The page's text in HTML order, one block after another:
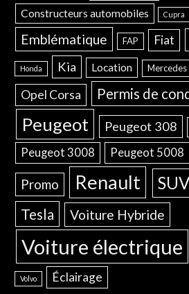
Constructeurs automobiles Cupra
Emblématique FAP Fiat
Honda Kia Location Mercedes
Opel Corsa Permis de
Peugeot Peugeot 308
Peugeot 3008 Peugeot 5008
Promo Renault SUV
Tesla Voiture Hybride
Voiture électrique
Volvo Éclairage